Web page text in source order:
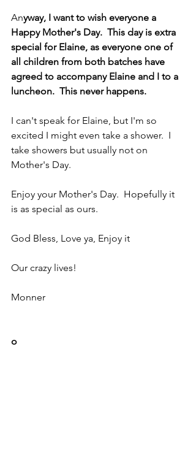
Anyway, I want to wish everyone a
Happy Mother's Day.  This day is extra
special for Elaine, as everyone one of
all children from both batches have
agreed to accompany Elaine and I to a
luncheon.  This never happens.
I can't speak for Elaine, but I'm so
excited I might even take a shower.  I
take showers but usually not on
Mother's Day.
Enjoy your Mother's Day.  Hopefully it
is as special as ours.
God Bless, Love ya, Enjoy it
Our crazy lives!
Monner
o